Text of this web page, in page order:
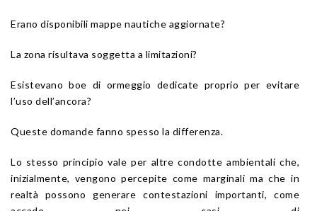
Erano disponibili mappe nautiche aggiornate?
La zona risultava soggetta a limitazioni?
Esistevano boe di ormeggio dedicate proprio per evitare
l’uso dell’ancora?
Queste domande fanno spesso la differenza.
Lo stesso principio vale per altre condotte ambientali che,
inizialmente, vengono percepite come marginali ma che in
realtà possono generare contestazioni importanti, come